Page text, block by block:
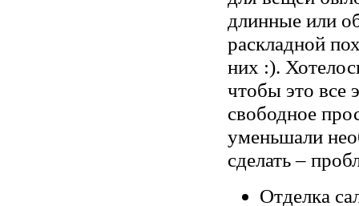
длинные или
раскладной
них :).
чтобы это все
свободное
уменьшали
сделать –
Отделка